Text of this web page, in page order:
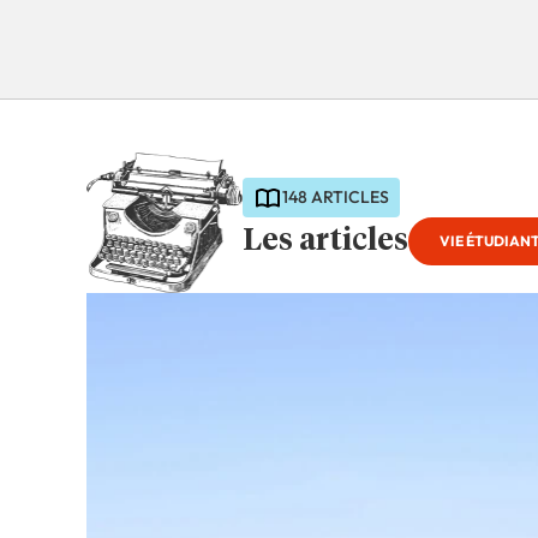
148 ARTICLES
Les articles VIE